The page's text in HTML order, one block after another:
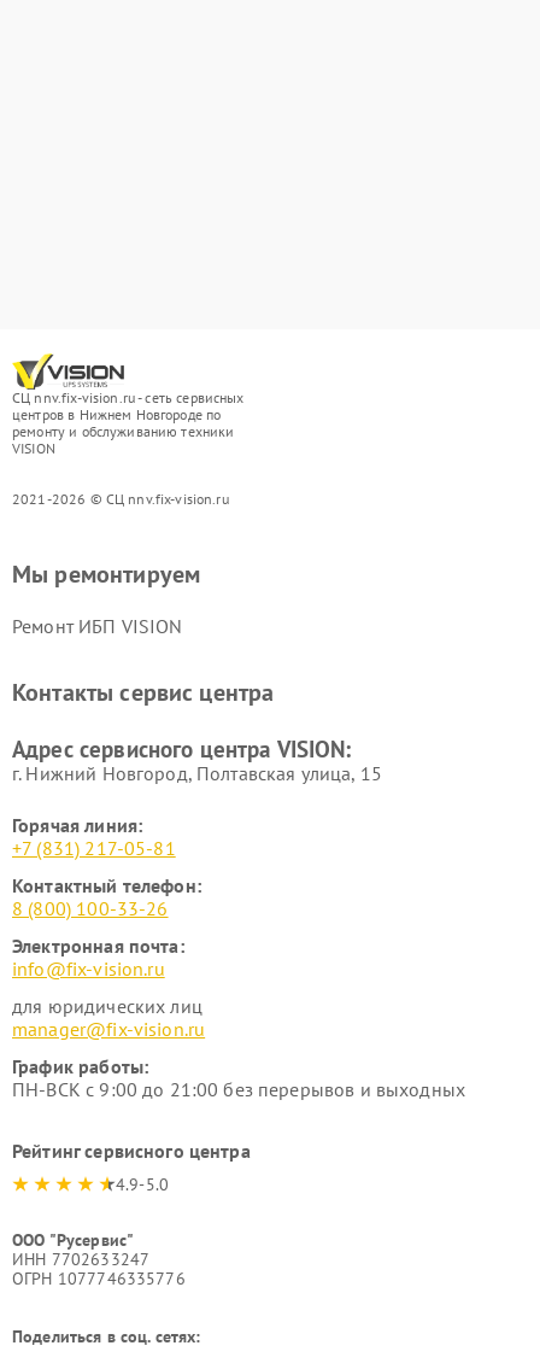
СЦ nnv.fix-vision.ru - сеть сервисных
центров в Нижнем Новгороде по
ремонту и обслуживанию техники
VISION
2021-2026 © СЦ nnv.fix-vision.ru
Мы ремонтируем
Ремонт ИБП VISION
Контакты сервис центра
Адрес сервисного центра VISION:
г. Нижний Новгород, Полтавская улица, 15
Горячая линия:
+7 (831) 217-05-81
Контактный телефон:
8 (800) 100-33-26
Электронная почта:
info@fix-vision.ru
для юридических лиц
manager@fix-vision.ru
График работы:
ПН-ВСК с 9:00 до 21:00 без перерывов и выходных
Рейтинг сервисного центра
4.9-5.0
ООО "Русервис"
ИНН 7702633247
ОГРН 1077746335776
Поделиться в соц. сетях: